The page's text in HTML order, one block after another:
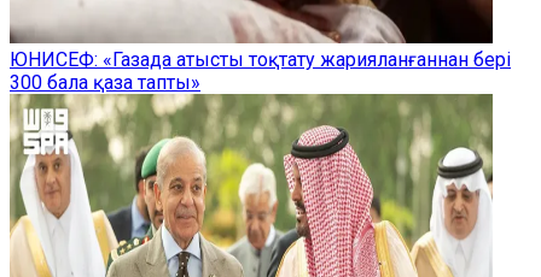
ЮНИСЕФ: «Газада атысты тоқтату жарияланғаннан бері
300 бала қаза тапты»